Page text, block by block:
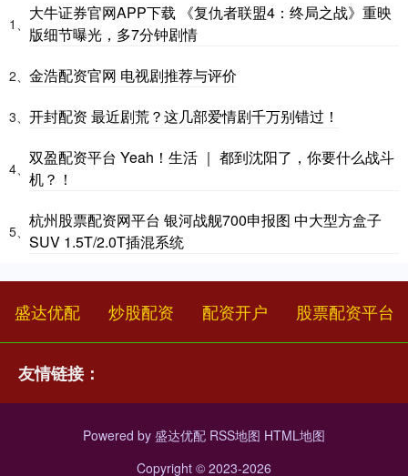
1、
大牛证券官网APP下载 《复仇者联盟4：终局之战》重映
版细节曝光，多7分钟剧情
2、 金浩配资官网 电视剧推荐与评价
3、 开封配资 最近剧荒？这几部爱情剧千万别错过！
4、
双盈配资平台 Yeah！生活 ｜ 都到沈阳了，你要什么战斗
机？！
5、
杭州股票配资网平台 银河战舰700申报图 中大型方盒子
SUV 1.5T/2.0T插混系统
盛达优配 炒股配资 配资开户 股票配资平台
友情链接：
Powered by 盛达优配 RSS地图 HTML地图
Copyright © 2023-2026